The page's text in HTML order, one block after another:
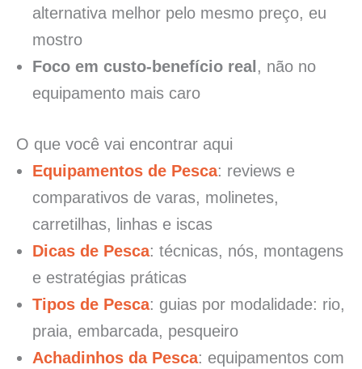
alternativa melhor pelo mesmo preço, eu
mostro
Foco em custo-benefício real , não no
equipamento mais caro
O que você vai encontrar aqui
Equipamentos de Pesca: reviews e
comparativos de varas, molinetes,
carretilhas, linhas e iscas
Dicas de Pesca: técnicas, nós, montagens
e estratégias práticas
Tipos de Pesca: guias por modalidade: rio,
praia, embarcada, pesqueiro
Achadinhos da Pesca: equipamentos com